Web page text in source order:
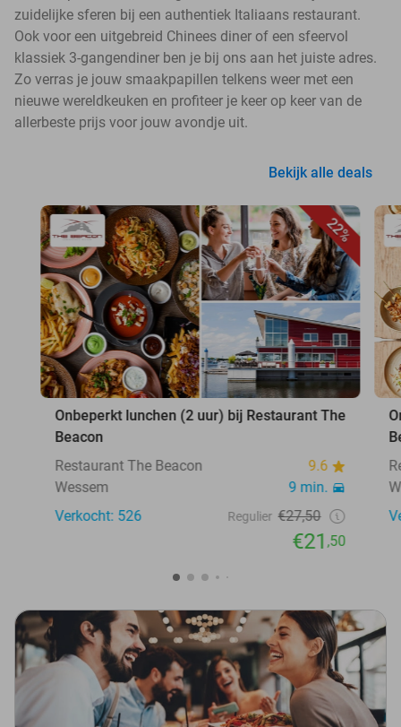
zuidelijke sferen bij een authentiek Italiaans restaurant.
Ook voor een uitgebreid Chinees diner of een sfeervol
klassiek 3-gangendiner ben je bij ons aan het juiste adres.
Zo verras je jouw smaakpapillen telkens weer met een
nieuwe wereldkeuken en profiteer je keer op keer van de
allerbeste prijs voor jouw avondje uit.
Bekijk alle deals
22%
Onbeperkt lunchen (2 uur) bij Restaurant The
Beacon
Restaurant The Beacon
9.6
Wessem
9 min.
Verkocht: 526
Regulier €27,50
€21,50